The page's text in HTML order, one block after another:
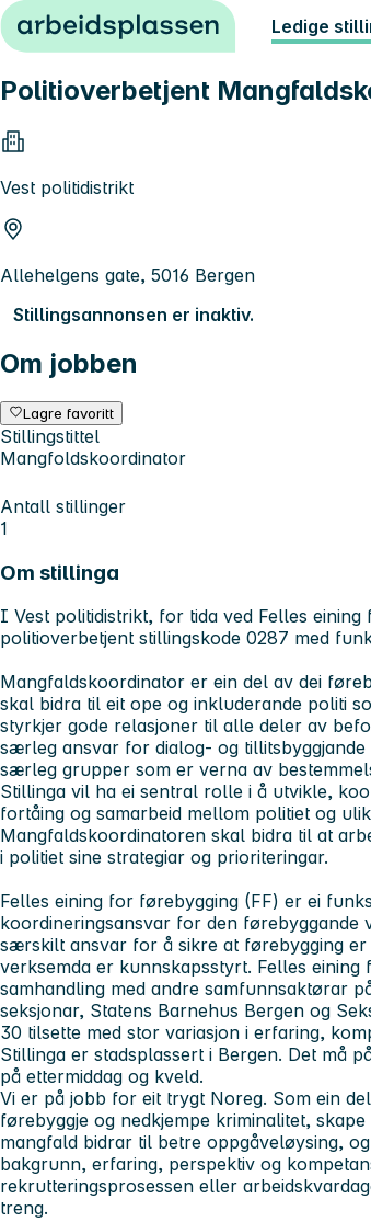
Hopp til innhold Ledige
Politioverbetjent
Vest politidistrikt
Allehelgens gate, 5016 Bergen
Stillingsannonsen er inaktiv.
Om jobben
Lagre favoritt
Stillingstittel
Mangfoldskoordinator
Antall stillinger
1
Om stillinga
I Vest politidistrikt, for tida ved Felles
politioverbetjent stillingskode 0287 med
Mangfaldskoordinator er ein del av dei
skal bidra til eit ope og inkluderande politi
styrkjer gode relasjoner til alle deler av
særleg ansvar for dialog- og
særleg grupper som er verna av
Stillinga vil ha ei sentral rolle i å utvikle,
fortåing og samarbeid mellom politiet og
Mangfaldskoordinatoren skal bidra til at
i politiet sine strategiar og prioriteringar.
Felles eining for førebygging (FF) er ei
koordineringsansvar for den førebyggande
særskilt ansvar for å sikre at førebygging
verksemda er kunnskapsstyrt. Felles
samhandling med andre samfunnsaktørar
seksjonar, Statens Barnehus Bergen og
30 tilsette med stor variasjon i erfaring,
Stillinga er stadsplassert i Bergen. Det må
på ettermiddag og kveld.
Vi er på jobb for eit trygt Noreg. Som ein
førebyggje og nedkjempe kriminalitet,
mangfald bidrar til betre oppgåveløysing,
bakgrunn, erfaring, perspektiv og
rekrutteringsprosessen eller
treng.